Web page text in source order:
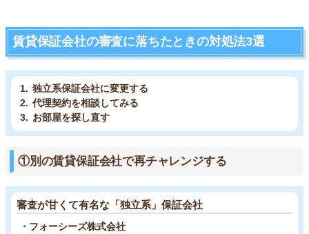
賃貸保証会社の審査に落ちたときの対処法3選
独立系保証会社に変更する
代理契約を相談してみる
お部屋を探し直す
①別の賃貸保証会社で再チャレンジする
審査が甘くて有名な「独立系」保証会社
・フォーシーズ株式会社